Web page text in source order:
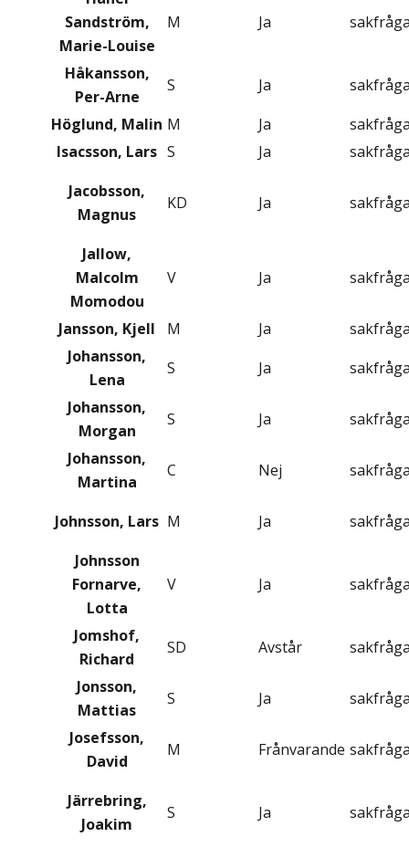
Sandström,
Marie-Louise
M Ja
Håkansson,
Per-Arne
S Ja
Höglund, Malin M Ja
Isacsson, Lars S Ja
Jacobsson,
Magnus
KD Ja
Jallow,
Malcolm
Momodou
V Ja
Jansson, Kjell M Ja
Johansson,
Lena
S Ja
Johansson,
Morgan
S Ja
Johansson,
Martina
C Nej
Johnsson, Lars M Ja
Johnsson
Fornarve,
Lotta
V Ja
Jomshof,
Richard
SD Avstår
Jonsson,
Mattias
S Ja
Josefsson,
David
M Frånvarande
Järrebring,
Joakim
S Ja